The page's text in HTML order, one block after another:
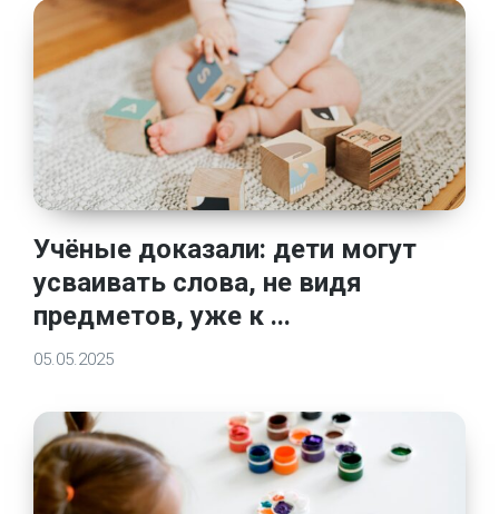
Учёные доказали: дети могут
усваивать слова, не видя
предметов, уже к ...
05.05.2025